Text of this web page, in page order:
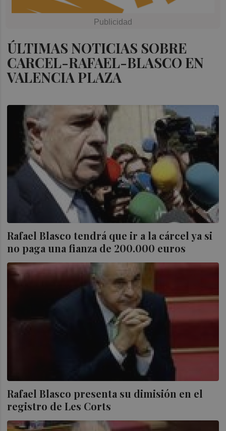
ÚLTIMAS NOTICIAS SOBRE
CARCEL-RAFAEL-BLASCO EN
VALENCIA PLAZA
Rafael Blasco tendrá que ir a la cárcel ya si
no paga una fianza de 200.000 euros
Rafael Blasco presenta su dimisión en el
registro de Les Corts